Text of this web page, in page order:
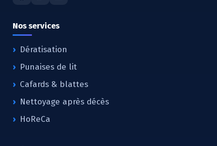
Nos services
Dératisation
Punaises de lit
Cafards & blattes
Nettoyage après décès
HoReCa